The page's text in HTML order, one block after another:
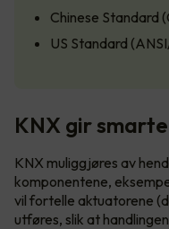
Chinese Standard
US Standard
KNX gir
KNX muliggjøres av
komponentene,
vil fortelle aktuatorene
utføres, slik at